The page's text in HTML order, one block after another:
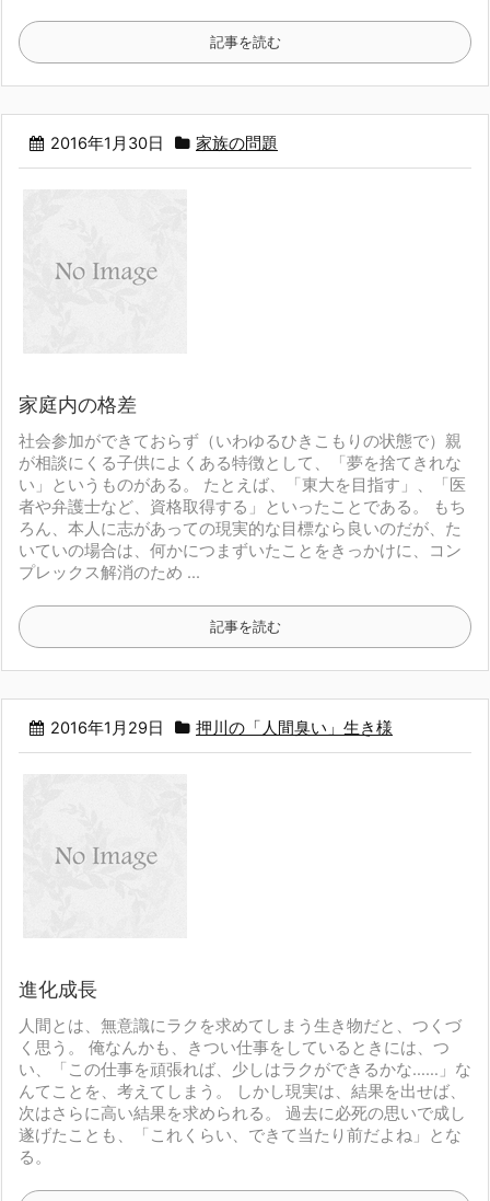
記事を読む
2016年1月30日 家族の問題
家庭内の格差
社会参加ができておらず（いわゆるひきこもりの状態で） 親
が相談にくる子供によくある特徴として、
「夢を捨てきれな
い」というものがある。
たとえば、「東大を目指す」、「医
者や弁護士など、資格取得する」
といったことである。
もち
ろん、本人に志があっての現実的な目標なら良いのだが、 た
いていの場合は、何かにつまずいたことをきっかけに、
コン
プレックス解消のため ...
記事を読む
2016年1月29日 押川の「人間臭い」生き様
進化成長
人間とは、無意識にラクを求めてしまう生き物だと、つくづ
く思う。
俺なんかも、きつい仕事をしているときには、つ
い、
「この仕事を頑張れば、少しはラクができるかな……」 な
んてことを、考えてしまう。
しかし現実は、結果を出せば、
次はさらに高い結果を求められる。
過去に必死の思いで成し
遂げたことも、
「これくらい、できて当たり前だよね」とな
る。